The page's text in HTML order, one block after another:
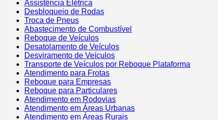
Assistência Elétrica
Desbloqueio de Rodas
Troca de Pneus
Abastecimento de Combustível
Reboque de Veículos
Desatolamento de Veículos
Desviramento de Veículos
Transporte de Veículos por Reboque Plataforma
Atendimento para Frotas
Reboque para Empresas
Reboque para Particulares
Atendimento em Rodovias
Atendimento em Áreas Urbanas
Atendimento em Áreas Rurais